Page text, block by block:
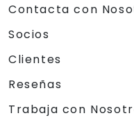
Contacta con
Socios
Clientes
Reseñas
Trabaja con